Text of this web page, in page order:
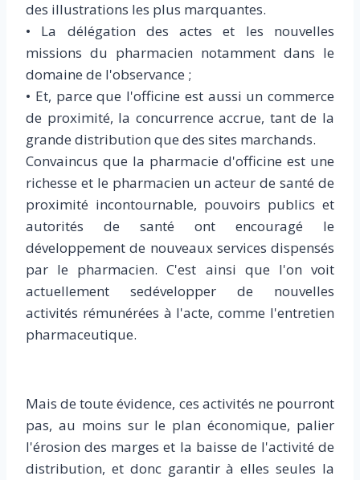
des illustrations les plus marquantes.
• La délégation des actes et les nouvelles
missions du pharmacien notamment dans le
domaine de l'observance ;
• Et, parce que l'officine est aussi un commerce
de proximité, la concurrence accrue, tant de la
grande distribution que des sites marchands.
Convaincus que la pharmacie d'officine est une
richesse et le pharmacien un acteur de santé de
proximité incontournable, pouvoirs publics et
autorités de santé ont encouragé le
développement de nouveaux services dispensés
par le pharmacien. C'est ainsi que l'on voit
actuellement sedévelopper de nouvelles
activités rémunérées à l'acte, comme l'entretien
pharmaceutique.
Mais de toute évidence, ces activités ne pourront
pas, au moins sur le plan économique, palier
l'érosion des marges et la baisse de l'activité de
distribution, et donc garantir à elles seules la